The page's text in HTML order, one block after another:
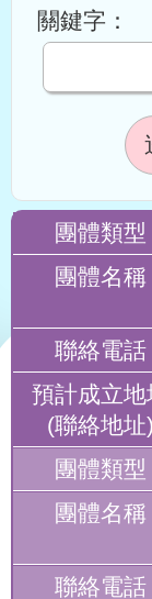
關鍵字：